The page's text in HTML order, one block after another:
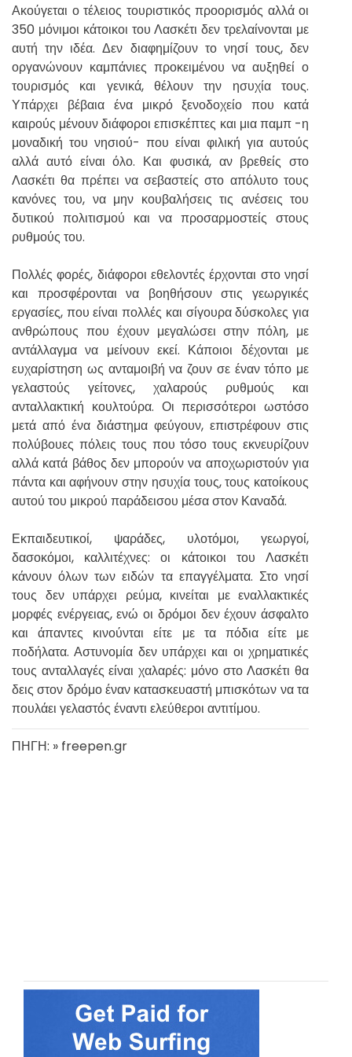
Ακούγεται ο τέλειος τουριστικός προορισμός αλλά οι
350 μόνιμοι κάτοικοι του Λασκέτι δεν τρελαίνονται με
αυτή την ιδέα. Δεν διαφημίζουν το νησί τους, δεν
οργανώνουν καμπάνιες προκειμένου να αυξηθεί ο
τουρισμός και γενικά, θέλουν την ησυχία τους.
Υπάρχει βέβαια ένα μικρό ξενοδοχείο που κατά
καιρούς μένουν διάφοροι επισκέπτες και μια παμπ -η
μοναδική του νησιού- που είναι φιλική για αυτούς
αλλά αυτό είναι όλο. Και φυσικά, αν βρεθείς στο
Λασκέτι θα πρέπει να σεβαστείς στο απόλυτο τους
κανόνες του, να μην κουβαλήσεις τις ανέσεις του
δυτικού πολιτισμού και να προσαρμοστείς στους
ρυθμούς του.
Πολλές φορές, διάφοροι εθελοντές έρχονται στο νησί
και προσφέρονται να βοηθήσουν στις γεωργικές
εργασίες, που είναι πολλές και σίγουρα δύσκολες για
ανθρώπους που έχουν μεγαλώσει στην πόλη, με
αντάλλαγμα να μείνουν εκεί. Κάποιοι δέχονται με
ευχαρίστηση ως ανταμοιβή να ζουν σε έναν τόπο με
γελαστούς γείτονες, χαλαρούς ρυθμούς και
ανταλλακτική κουλτούρα. Οι περισσότεροι ωστόσο
μετά από ένα διάστημα φεύγουν, επιστρέφουν στις
πολύβουες πόλεις τους που τόσο τους εκνευρίζουν
αλλά κατά βάθος δεν μπορούν να αποχωριστούν για
πάντα και αφήνουν στην ησυχία τους, τους κατοίκους
αυτού του μικρού παράδεισου μέσα στον Καναδά.
Εκπαιδευτικοί, ψαράδες, υλοτόμοι, γεωργοί,
δασοκόμοι, καλλιτέχνες: οι κάτοικοι του Λασκέτι
κάνουν όλων των ειδών τα επαγγέλματα. Στο νησί
τους δεν υπάρχει ρεύμα, κινείται με εναλλακτικές
μορφές ενέργειας, ενώ οι δρόμοι δεν έχουν άσφαλτο
και άπαντες κινούνται είτε με τα πόδια είτε με
ποδήλατα. Αστυνομία δεν υπάρχει και οι χρηματικές
τους ανταλλαγές είναι χαλαρές: μόνο στο Λασκέτι θα
δεις στον δρόμο έναν κατασκευαστή μπισκότων να τα
πουλάει γελαστός έναντι ελεύθεροι αντιτίμου.
ΠΗΓΗ: » freepen.gr